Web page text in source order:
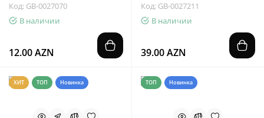
Код: GB-0027070
В наличии
12.00 AZN
Код: GB-0027211
В наличии
39.00 AZN
ХИТ ТОП Новинка ТОП Новинка